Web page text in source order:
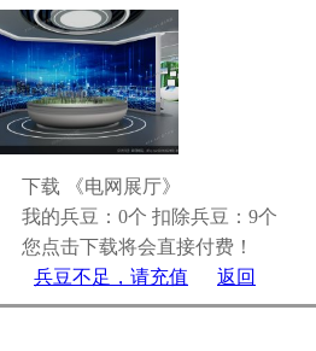
下载 《电网展厅》
我的兵豆：0个 扣除兵豆：9个
您点击下载将会直接付费！
兵豆不足，请充值
返回